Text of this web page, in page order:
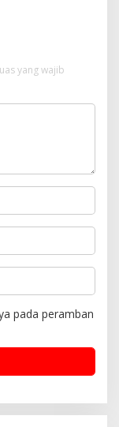
yang wajib
pada peramban